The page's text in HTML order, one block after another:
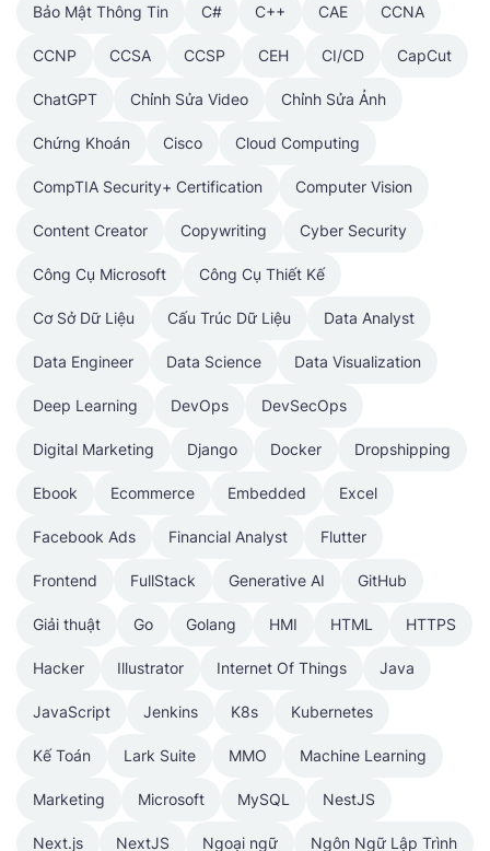
Bảo Mật Thông Tin C# C++ CAE CCNA
CCNP CCSA CCSP CEH CI/CD CapCut
ChatGPT Chỉnh Sửa Video Chỉnh Sửa Ảnh
Chứng Khoán Cisco Cloud Computing
CompTIA Security+ Certification Computer Vision
Content Creator Copywriting Cyber Security
Công Cụ Microsoft Công Cụ Thiết Kế
Cơ Sở Dữ Liệu Cấu Trúc Dữ Liệu Data Analyst
Data Engineer Data Science Data Visualization
Deep Learning DevOps DevSecOps
Digital Marketing Django Docker Dropshipping
Ebook Ecommerce Embedded Excel
Facebook Ads Financial Analyst Flutter
Frontend FullStack Generative AI GitHub
Giải thuật Go Golang HMI HTML HTTPS
Hacker Illustrator Internet Of Things Java
JavaScript Jenkins K8s Kubernetes
Kế Toán Lark Suite MMO Machine Learning
Marketing Microsoft MySQL NestJS
Next.js NextJS Ngoại ngữ Ngôn Ngữ Lập Trình